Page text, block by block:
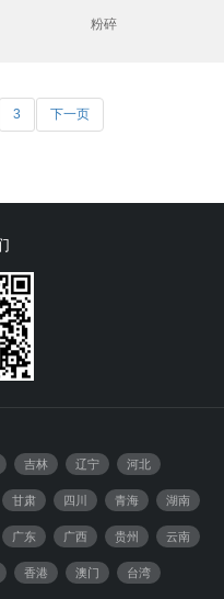
粉碎
3 下一页
吉林 辽宁 河北
甘肃 四川 青海 湖南
广东 广西 贵州 云南
香港 澳门 台湾